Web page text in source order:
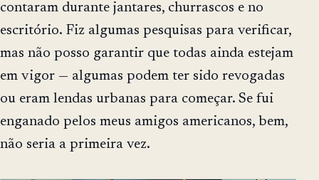
contaram durante jantares, churrascos e no
escritório. Fiz algumas pesquisas para verificar,
mas não posso garantir que todas ainda estejam
em vigor — algumas podem ter sido revogadas
ou eram lendas urbanas para começar. Se fui
enganado pelos meus amigos americanos, bem,
não seria a primeira vez.